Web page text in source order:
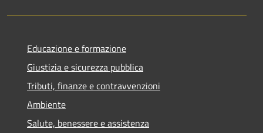
Educazione e formazione
Giustizia e sicurezza pubblica
Tributi, finanze e contravvenzioni
Ambiente
Salute, benessere e assistenza